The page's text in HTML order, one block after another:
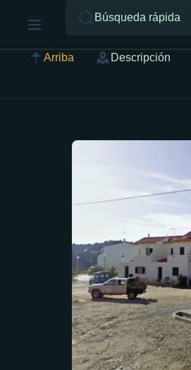
Búsqueda rápida
Arriba Descripción